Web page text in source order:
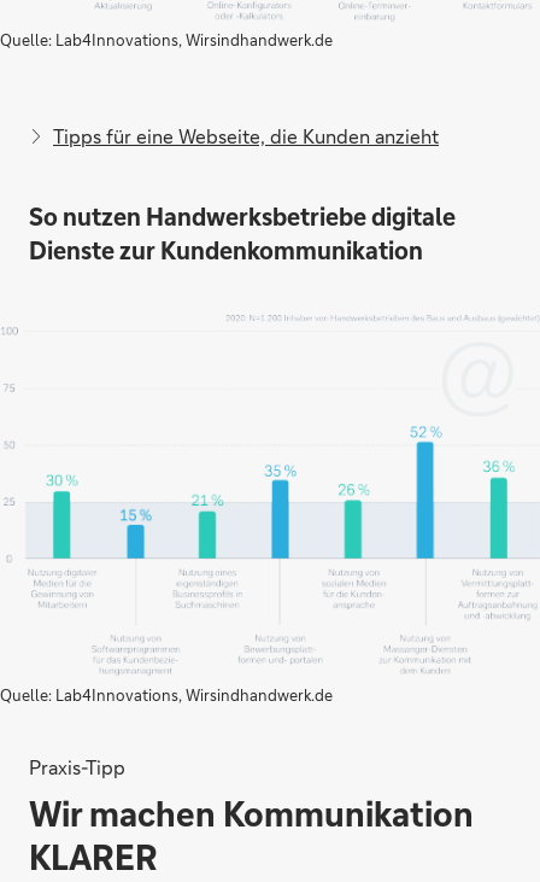
Quelle: Lab4Innovations, Wirsindhandwerk.de
Tipps für eine Webseite, die Kunden anzieht
So nutzen Handwerksbetriebe digitale
Dienste zur Kundenkommunikation
Quelle: Lab4Innovations, Wirsindhandwerk.de
Praxis-Tipp
Wir machen Kommunikation
KLARER